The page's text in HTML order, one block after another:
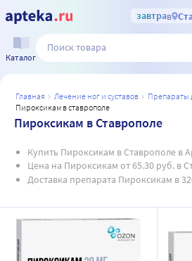
завтрав
Каталог
главная лечение ног и суставов
пироксикам в ставрополе
Пироксикам в Ставрополе
Купить Пироксикам в Ставрополе в
Цена на Пироксикам от 65.30 руб. в
Доставка препарата Пироксикам в